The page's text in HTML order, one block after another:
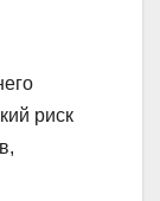
риск